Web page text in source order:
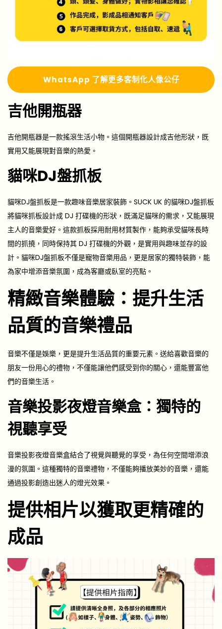
WhatsApp 了解更多客制化人像公仔
吉他開瓶器
吉他開瓶器是一款搖滾生活小物。這個開瓶器設計成吉他形狀，既
實用又能展現對音樂的熱愛。
貓咪DJ盤抓板
貓咪DJ盤抓板是一款趣味音樂居家裝飾。SUCK UK 的貓咪DJ盤抓板
將貓咪抓板設計成 DJ 打碟機的形狀，既滿足貓咪的需求，又能展現
主人的音樂愛好。這款抓板採用耐用材質製作，能夠承受貓咪長時
間的抓撓，同時保持其 DJ 打碟機的外觀，是實用與趣味並存的設
計。貓咪DJ盤抓板不僅是寵物音樂用品，更是居家的獨特裝飾，能
為家中增添音樂氛圍，成為客廳或臥室的亮點。
精緻音樂體驗：提升生活
品質的音樂禮品
音樂不僅是娛樂，更是提升生活品質的重要元素。送給喜歡音樂的
朋友一份用心的禮物，不僅能讓他們感受到你的關心，還能豐富他
們的音樂生活。
音樂投影夜燈音樂盒：獨特的
視聽享受
音樂投影夜燈音樂盒結合了視覺與聽覺的享受，為任何空間增添浪
漫的氛圍。這種獨特的音樂禮物，不僅能夠播放美妙的音樂，還能
通過投影創造出迷人的燈光效果。
提供相片以獲取更精確的
成品